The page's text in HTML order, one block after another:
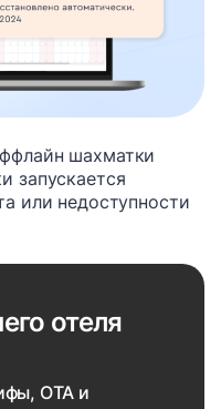
шахматки
запускается
или недоступности
отеля
OTA и